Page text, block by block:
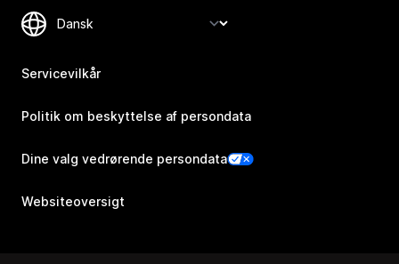
Servicevilkår
Politik om beskyttelse af persondata
Dine valg vedrørende persondata
Websiteoversigt